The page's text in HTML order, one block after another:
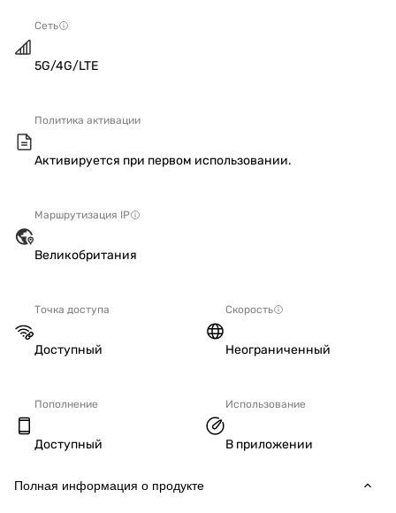
Сеть
5G/4G/LTE
Политика активации
Активируется при первом использовании.
Маршрутизация IP
Великобритания
Точка доступа
Доступный
Скорость
Неограниченный
Пополнение
Доступный
Использование
В приложении
Полная информация о продукте